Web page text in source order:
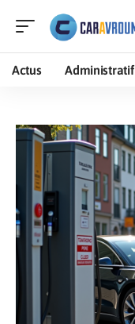
Actus Administratif